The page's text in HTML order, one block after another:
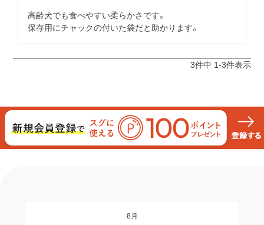
高齢犬でも食べやすい柔らかさです。
保存用にチャックの付いた袋だと助かります。
3件中 1-3件表示
8月